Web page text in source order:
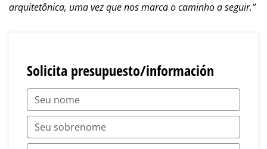
arquitetônica, uma vez que nos marca o caminho a seguir.”
Solicita presupuesto/información